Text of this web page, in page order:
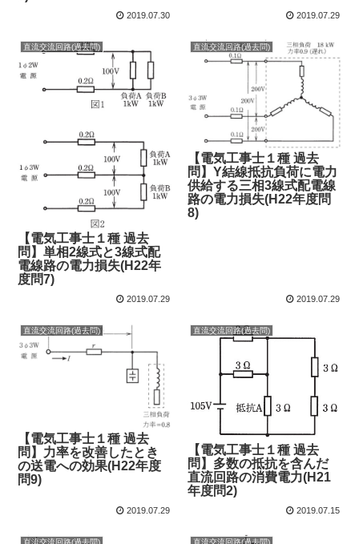
2019.07.30 2019.07.29
直流交流回路(過去問)
【電気工事士１種 過去
問】単相2線式と3線式配
電線路の電力損失(H22年
度問7)
2019.07.29
直流交流回路(過去問)
【電気工事士１種 過去
問】Y結線抵抗負荷に電力
供給する三相3線式配電線
路の電力損失(H22年度問
8)
2019.07.29
直流交流回路(過去問)
【電気工事士１種 過去
問】力率を改善したとき
の送電への効果(H22年度
問9)
2019.07.29
直流交流回路(過去問)
【電気工事士１種 過去
問】多数の抵抗を含んだ
直流回路の消費電力(H21
年度問2)
2019.07.15
直流交流回路(過去問) 直流交流回路(過去問)